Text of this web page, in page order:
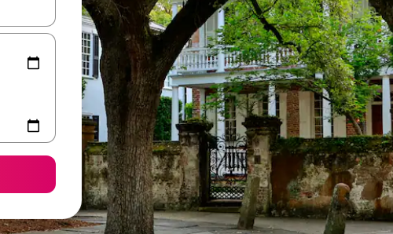
med piletasterne op og ned eller se mere ved at trykke eller stryge.